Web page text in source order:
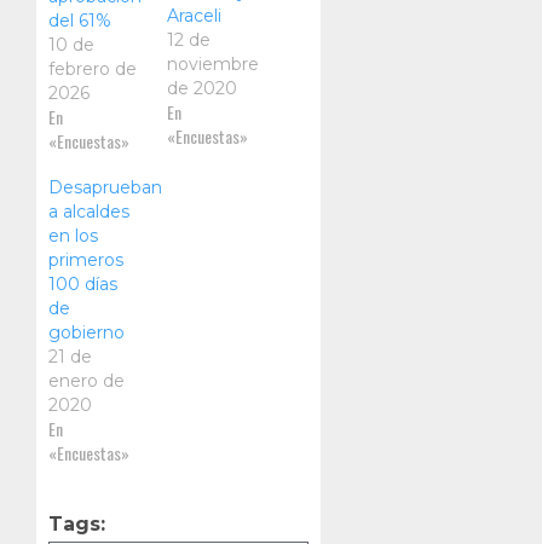
del 61%
10 de
febrero de
2026
En
«Encuestas»
Araceli
12 de
noviembre
de 2020
En
«Encuestas»
Desaprueban
a alcaldes
en los
primeros
100 días
de
gobierno
21 de
enero de
2020
En
«Encuestas»
Tags: